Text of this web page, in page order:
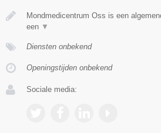
Mondmedicentrum Oss is een
een ▼
Diensten onbekend
Openingstijden onbekend
Sociale media: